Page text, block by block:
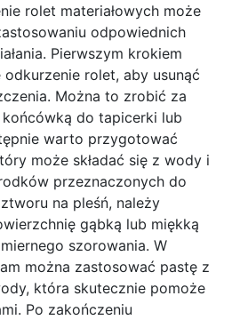
rolet materiałowych może
odpowiednich
Pierwszym krokiem
rolet, aby usunąć
Można to zrobić za
do tapicerki lub
warto przygotować
może składać się z wody i
przeznaczonych do
na pleśń, należy
gąbką lub miękką
szorowania. W
można zastosować pastę z
która skutecznie pomoże
Po zakończeniu